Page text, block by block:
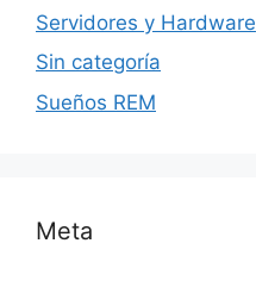
Servidores y Hardware
Sin categoría
Sueños REM
Meta